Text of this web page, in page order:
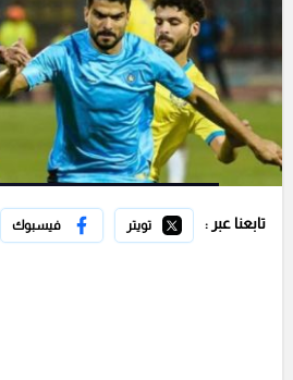
تابعنا عبر : تويتر فيسبوك